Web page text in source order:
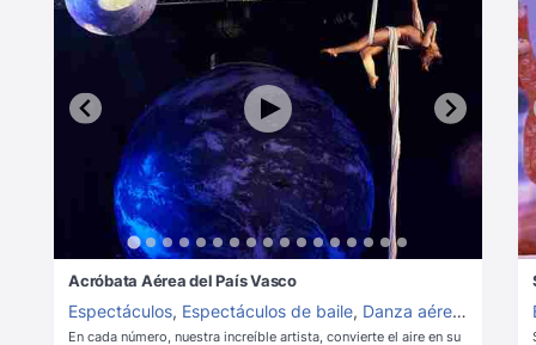
Acróbata Aérea del País Vasco
Espectáculos, Espectáculos de baile, Danza aérea ,
En cada número, nuestra increíble artista, convierte el aire en su